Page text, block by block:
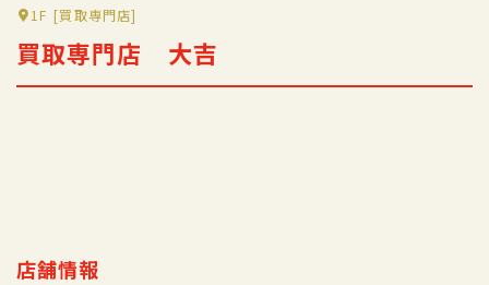
オンラインショップ
企業情報
1F [買取専門店]
買取専門店 大吉
店舗情報